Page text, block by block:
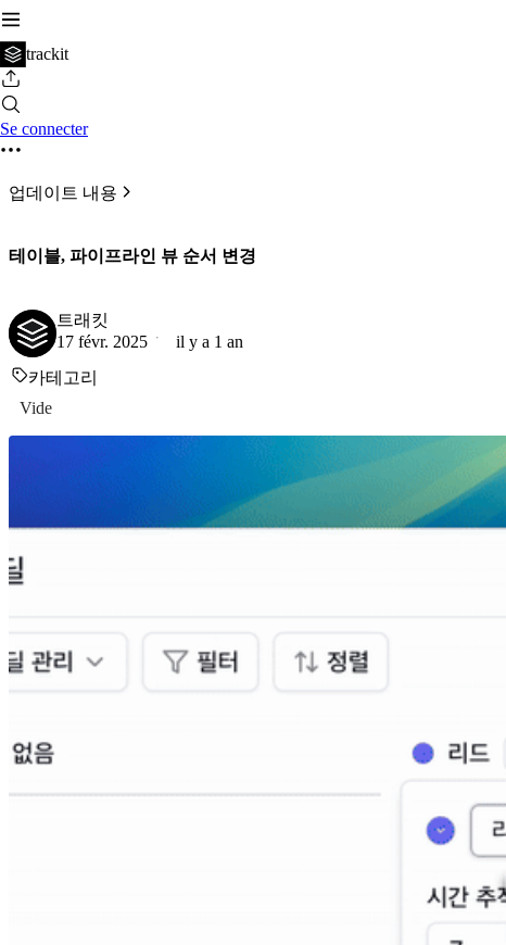
trackit
Se connecter
업데이트 내용
테이블, 파이프라인 뷰 순서 변경
트래킷
17 févr. 2025
il y a 1 an
카테고리
Vide